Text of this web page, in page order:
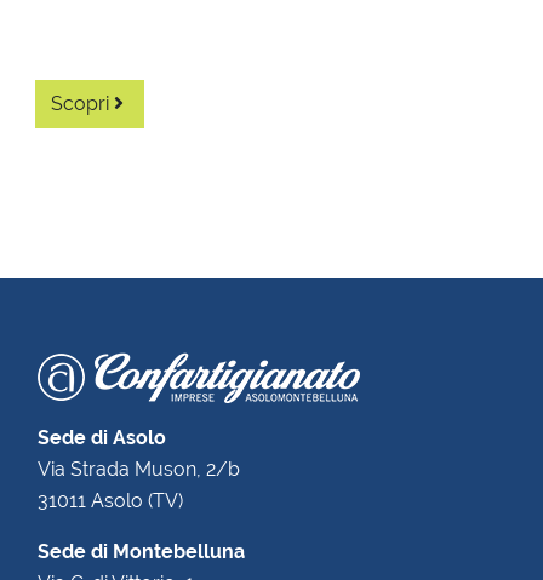
Scopri
Sede di Asolo
Via Strada Muson, 2/b
31011 Asolo (TV)
Sede di Montebelluna